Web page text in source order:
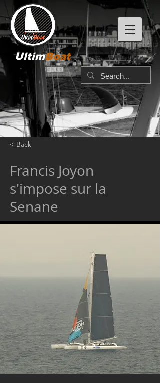
UltimBoat
< Back
Francis Joyon
s'impose sur la
Senane